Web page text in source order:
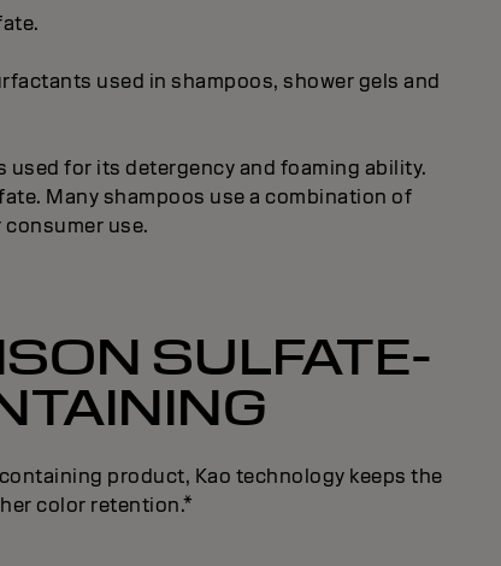
used in shampoos, shower gels and
for its detergency and foaming ability.
Many shampoos use a combination of
use.
SULFATE-
product, Kao technology keeps the
color retention.*